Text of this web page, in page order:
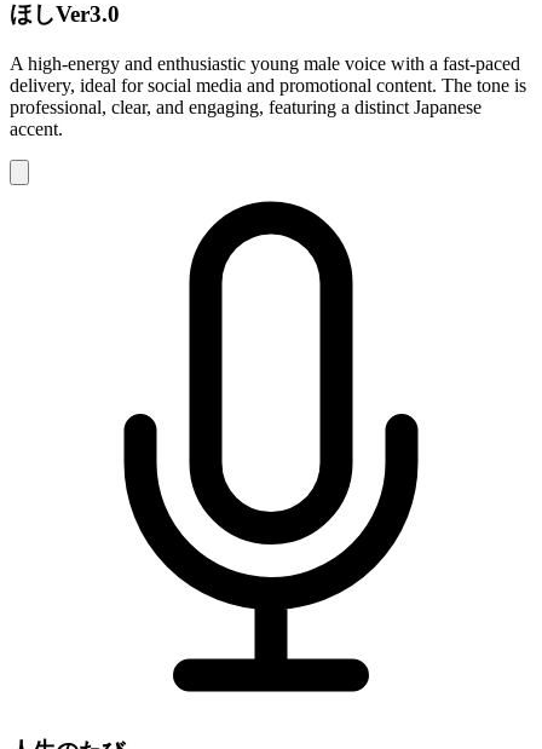
ほしVer3.0
A high-energy and enthusiastic young male voice with a fast-paced
delivery, ideal for social media and promotional content. The tone is
professional, clear, and engaging, featuring a distinct Japanese
accent.